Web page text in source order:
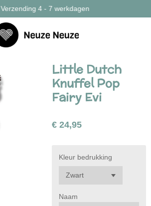
Verzending 4 - 7 werkdagen
Little Dutch
Knuffel Pop
Fairy Evi
€ 24,95
Kleur bedrukking
Naam